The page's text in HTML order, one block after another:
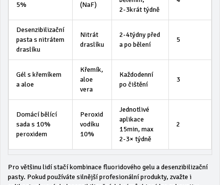
5%
(NaF)
2‑3krát týdně
Desenzibilizační
pasta s nitrátem
draslíku
Nitrát
draslíku
2‑4týdny před
a po bělení
5
Gél s křemíkem
a aloe
Křemík,
aloe
vera
Každodenní
po čištění
3
Domácí bělící
sada s 10%
peroxidem
Peroxid
vodíku
10%
Jednotlivé
aplikace
15min, max
2‑3× týdně
2
Pro většinu lidí stačí kombinace fluoridového gelu a desenzibilizační
pasty. Pokud používáte silnější profesionální produkty, zvažte i